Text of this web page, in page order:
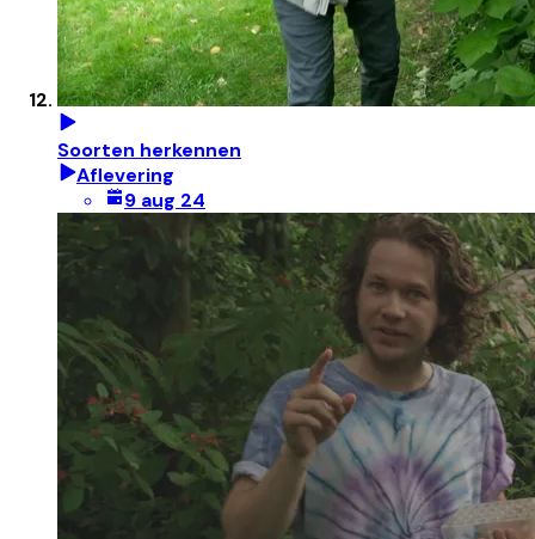
Soorten herkennen
Aflevering
9 aug 24